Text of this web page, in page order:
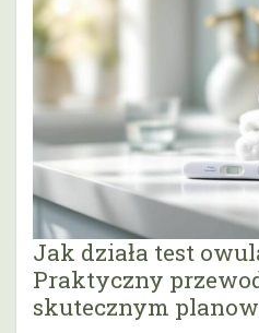
Jak działa test
Praktyczny
skutecznym